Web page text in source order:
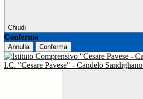
Chiudi
Conferma
Annulla Conferma
I.C. "Cesare Pavese" - Candelo Sandigliano